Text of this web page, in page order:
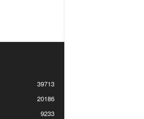
39713
20186
9233